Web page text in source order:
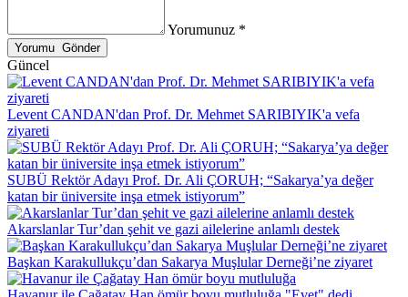
Yorumunuz *
Güncel
Levent CANDAN'dan Prof. Dr. Mehmet SARIBIYIK'a vefa
ziyareti
SUBÜ Rektör Adayı Prof. Dr. Ali ÇORUH; “Sakarya’ya değer
katan bir üniversite inşa etmek istiyorum”
Akarslanlar Tur’dan şehit ve gazi ailelerine anlamlı destek
Başkan Karakullukçu’dan Sakarya Muşlular Derneği’ne ziyaret